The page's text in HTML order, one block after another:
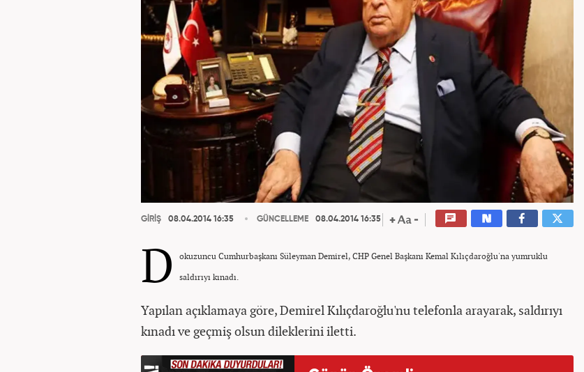
GİRİŞ 08.04.2014 16:35 GÜNCELLEME 08.04.2014 16:35
D
okuzuncu Cumhurbaşkanı Süleyman Demirel, CHP Genel Başkanı Kemal Kılıçdaroğlu'na yumruklu
saldırıyı kınadı.
Yapılan açıklamaya göre, Demirel Kılıçdaroğlu'nu telefonla arayarak, saldırıyı
kınadı ve geçmiş olsun dileklerini iletti.